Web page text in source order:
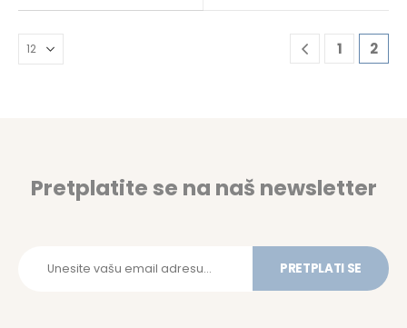
1 2
Pretplatite se na naš newsletter
PRETPLATI SE